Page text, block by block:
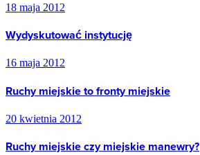
18 maja 2012
Wydyskutować instytucję
16 maja 2012
Ruchy miejskie to fronty miejskie
20 kwietnia 2012
Ruchy miejskie czy miejskie manewry?